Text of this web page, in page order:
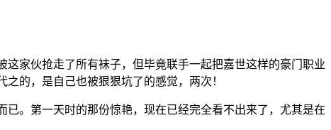
家伙抢走了所有袜子，但毕竟联手一起把嘉世这样的豪门职业
的，是自己也被狠狠坑了的感觉，两次！
。第一天时的那份惊艳，现在已经完全看不出来了，尤其是在